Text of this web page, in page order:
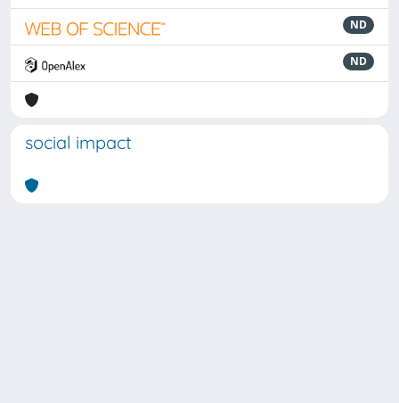
ND
ND
social impact